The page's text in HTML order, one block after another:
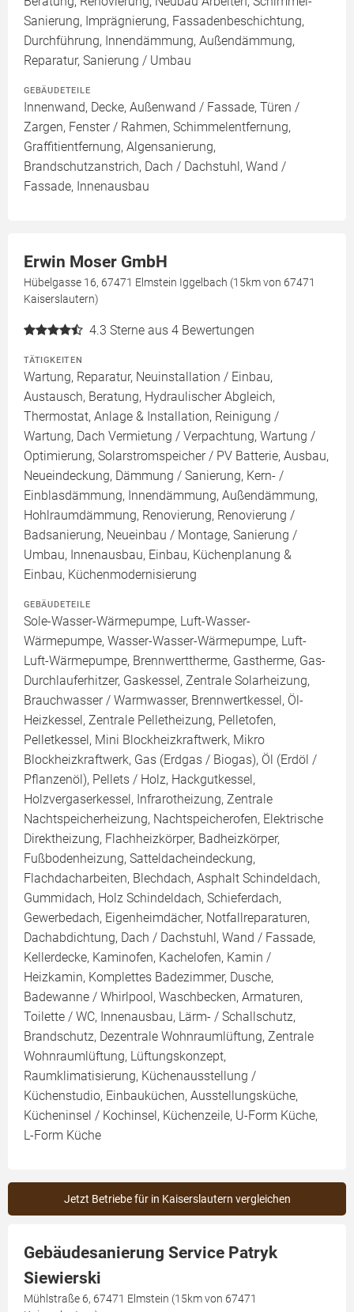
Sanierung, Imprägnierung, Fassadenbeschichtung,
Durchführung, Innendämmung, Außendämmung,
Reparatur, Sanierung / Umbau
GEBÄUDETEILE
Innenwand, Decke, Außenwand / Fassade, Türen /
Zargen, Fenster / Rahmen, Schimmelentfernung,
Graffitientfernung, Algensanierung,
Brandschutzanstrich, Dach / Dachstuhl, Wand /
Fassade, Innenausbau
Erwin Moser GmbH
Hübelgasse 16, 67471 Elmstein Iggelbach (15km von 67471
Kaiserslautern)
4.3 Sterne aus 4 Bewertungen
TÄTIGKEITEN
Wartung, Reparatur, Neuinstallation / Einbau,
Austausch, Beratung, Hydraulischer Abgleich,
Thermostat, Anlage & Installation, Reinigung /
Wartung, Dach Vermietung / Verpachtung, Wartung /
Optimierung, Solarstromspeicher / PV Batterie, Ausbau,
Neueindeckung, Dämmung / Sanierung, Kern- /
Einblasdämmung, Innendämmung, Außendämmung,
Hohlraumdämmung, Renovierung, Renovierung /
Badsanierung, Neueinbau / Montage, Sanierung /
Umbau, Innenausbau, Einbau, Küchenplanung &
Einbau, Küchenmodernisierung
GEBÄUDETEILE
Sole-Wasser-Wärmepumpe, Luft-Wasser-
Wärmepumpe, Wasser-Wasser-Wärmepumpe, Luft-
Luft-Wärmepumpe, Brennwerttherme, Gastherme, Gas-
Durchlauferhitzer, Gaskessel, Zentrale Solarheizung,
Brauchwasser / Warmwasser, Brennwertkessel, Öl-
Heizkessel, Zentrale Pelletheizung, Pelletofen,
Pelletkessel, Mini Blockheizkraftwerk, Mikro
Blockheizkraftwerk, Gas (Erdgas / Biogas), Öl (Erdöl /
Pflanzenöl), Pellets / Holz, Hackgutkessel,
Holzvergaserkessel, Infrarotheizung, Zentrale
Nachtspeicherheizung, Nachtspeicherofen, Elektrische
Direktheizung, Flachheizkörper, Badheizkörper,
Fußbodenheizung, Satteldacheindeckung,
Flachdacharbeiten, Blechdach, Asphalt Schindeldach,
Gummidach, Holz Schindeldach, Schieferdach,
Gewerbedach, Eigenheimdächer, Notfallreparaturen,
Dachabdichtung, Dach / Dachstuhl, Wand / Fassade,
Kellerdecke, Kaminofen, Kachelofen, Kamin /
Heizkamin, Komplettes Badezimmer, Dusche,
Badewanne / Whirlpool, Waschbecken, Armaturen,
Toilette / WC, Innenausbau, Lärm- / Schallschutz,
Brandschutz, Dezentrale Wohnraumlüftung, Zentrale
Wohnraumlüftung, Lüftungskonzept,
Raumklimatisierung, Küchenausstellung /
Küchenstudio, Einbauküchen, Ausstellungsküche,
Kücheninsel / Kochinsel, Küchenzeile, U-Form Küche,
L-Form Küche
Jetzt Betriebe für in Kaiserslautern vergleichen
Gebäudesanierung Service Patryk
Siewierski
Mühlstraße 6, 67471 Elmstein (15km von 67471